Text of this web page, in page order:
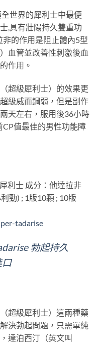
世界的犀利士中最便
,具有壯陽持久雙重功
非的作用是阻止體內5型
血管並改善性刺激後血
作用。
超級犀利士）的效果更
級威而鋼弱，但是副作
天左右，服用後36小時
值最佳的男性功能障
利士 成分：他達拉非
勁) ; 1版10顆 ; 10版
tadarise
勃起持久
超級犀利士）這兩種藥
決勃起問題，只需單純
達泊西汀（英文叫